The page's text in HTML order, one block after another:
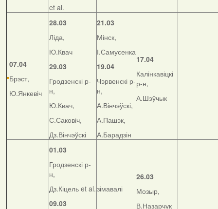
et al.
07.04
Брэст,
Ю.Янкевіч
28.03
Ліда,
Ю.Квач
29.03
Гродзенскі р-
н,
Ю.Квач,
С.Саковіч,
Дз.Вінчэўскі
21.03
Мінск,
І.Самусенка
19.04
Чэрвенскі р-
н,
А.Вінчэўскі,
А.Пашэк,
А.Барадзін
17.04
Калінкавіцкі
р-н,
А.Шэўчык
01.03
Гродзенскі р-
н,
Дз.Кіцель et al.
09.03
зімавалі
26.03
Мозыр,
В.Назарчук